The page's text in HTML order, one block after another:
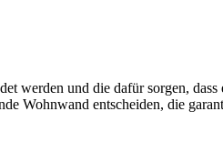
werden und die dafür sorgen,
Wohnwand entscheiden, die